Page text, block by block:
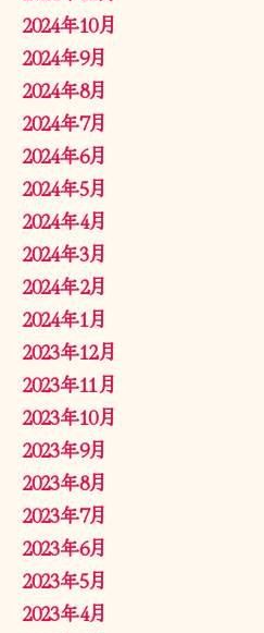
2024年10月
2024年9月
2024年8月
2024年7月
2024年6月
2024年5月
2024年4月
2024年3月
2024年2月
2024年1月
2023年12月
2023年11月
2023年10月
2023年9月
2023年8月
2023年7月
2023年6月
2023年5月
2023年4月